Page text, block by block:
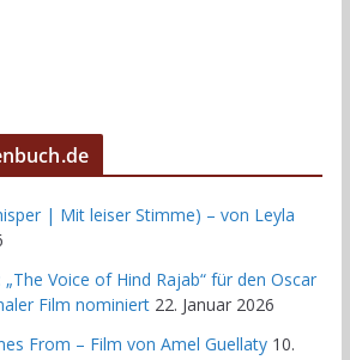
| Mit leiser Stimme) – von Leyla
Voice of Hind Rajab“ für den Oscar
Film nominiert 22. Januar 2026
From – Film von Amel Guellaty 10.